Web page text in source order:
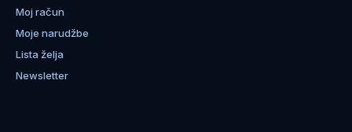
Moj račun
Moje narudžbe
Lista želja
Newsletter